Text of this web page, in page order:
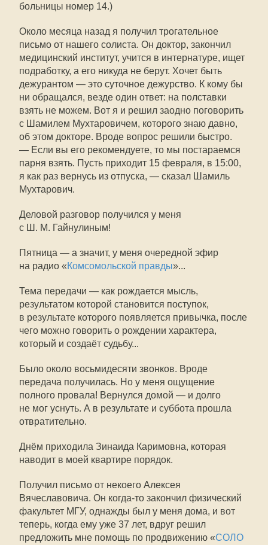
больницы номер 14.)
Около месяца назад я получил трогательное
письмо от нашего солиста. Он доктор, закончил
медицинский институт, учится в интернатуре, ищет
подработку, а его никуда не берут. Хочет быть
дежурантом — это суточное дежурство. К кому бы
ни обращался, везде один ответ: на полставки
взять не можем. Вот я и решил заодно поговорить
с Шамилем Мухтаровичем, которого знаю давно,
об этом докторе. Вроде вопрос решили быстро.
— Если вы его рекомендуете, то мы постараемся
парня взять. Пусть приходит 15 февраля, в 15:00,
я как раз вернусь из отпуска, — сказал Шамиль
Мухтарович.
Деловой разговор получился у меня
с Ш. М. Гайнулиным!
Пятница — а значит, у меня очередной эфир
на радио «Комсомольской правды»...
Тема передачи — как рождается мысль,
результатом которой становится поступок,
в результате которого появляется привычка, после
чего можно говорить о рождении характера,
который и создаёт судьбу...
Было около восьмидесяти звонков. Вроде
передача получилась. Но у меня ощущение
полного провала! Вернулся домой — и долго
не мог уснуть. А в результате и суббота прошла
отвратительно.
Днём приходила Зинаида Каримовна, которая
наводит в моей квартире порядок.
Получил письмо от некоего Алексея
Вячеславовича. Он когда-то закончил физический
факультет МГУ, однажды был у меня дома, и вот
теперь, когда ему уже 37 лет, вдруг решил
предложить мне помощь по продвижению «СОЛО